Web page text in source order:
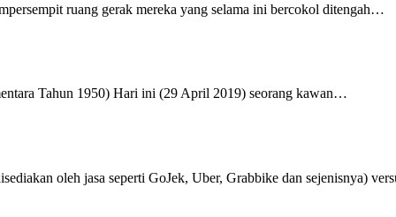
ruang gerak mereka yang selama ini bercokol ditengah…
Tahun 1950) Hari ini (29 April 2019) seorang kawan…
oleh jasa seperti GoJek, Uber, Grabbike dan sejenisnya)